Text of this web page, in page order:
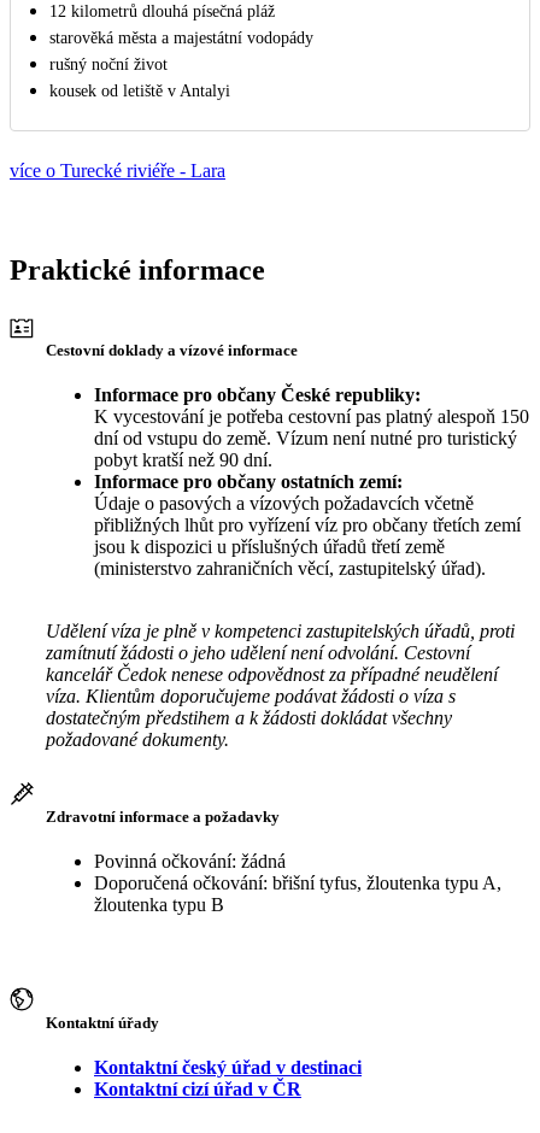
12 kilometrů dlouhá písečná pláž
starověká města a majestátní vodopády
rušný noční život
kousek od letiště v Antalyi
více o Turecké riviéře - Lara
Praktické informace
Cestovní doklady a vízové informace
Informace pro občany České republiky:
K vycestování je potřeba cestovní pas platný alespoň 150
dní od vstupu do země. Vízum není nutné pro turistický
pobyt kratší než 90 dní.
Informace pro občany ostatních zemí:
Údaje o pasových a vízových požadavcích včetně
přibližných lhůt pro vyřízení víz pro občany třetích zemí
jsou k dispozici u příslušných úřadů třetí země
(ministerstvo zahraničních věcí, zastupitelský úřad).
Udělení víza je plně v kompetenci zastupitelských úřadů, proti
zamítnutí žádosti o jeho udělení není odvolání. Cestovní
kancelář Čedok nenese odpovědnost za případné neudělení
víza. Klientům doporučujeme podávat žádosti o víza s
dostatečným předstihem a k žádosti dokládat všechny
požadované dokumenty.
Zdravotní informace a požadavky
Povinná očkování: žádná
Doporučená očkování: břišní tyfus, žloutenka typu A,
žloutenka typu B
Kontaktní úřady
Kontaktní český úřad v destinaci
Kontaktní cizí úřad v ČR